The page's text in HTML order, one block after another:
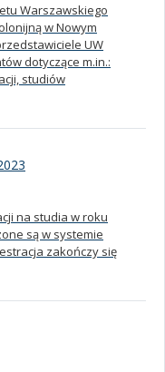
Warszawskiego
w Nowym
UW
dotyczące m.in.:
studiów
na studia w roku
są w systemie
zakończy się